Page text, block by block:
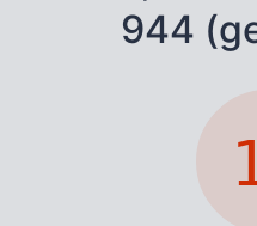
944